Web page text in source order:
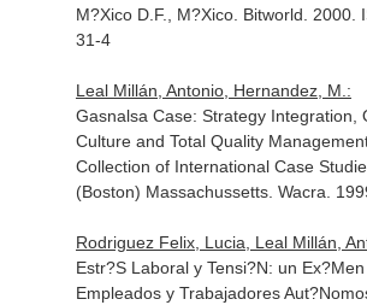
M?Xico D.F., M?Xico. Bitworld. 2000.
31-4
Leal Millán, Antonio, Hernandez, M.:
Gasnalsa Case: Strategy Integration,
Culture and Total Quality
Collection of International Case
(Boston) Massachussetts. Wacra.
Rodriguez Felix, Lucia, Leal Millán,
Estr?S Laboral y Tensi?N: un
Empleados y Trabajadores